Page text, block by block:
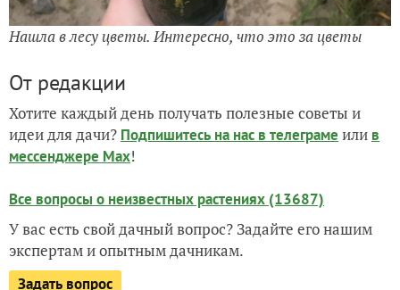
Нашла в лесу цветы. Интересно, что это за цветы
От редакции
Хотите каждый день получать полезные советы и
идеи для дачи? Подпишитесь на нас в телеграме или в
мессенджере Max!
Все вопросы о неизвестных растениях (13687)
У вас есть свой дачный вопрос? Задайте его нашим
экспертам и опытным дачникам.
Задать вопрос